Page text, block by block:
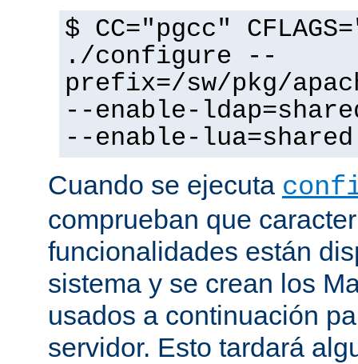
$ CC="pgcc"
./configure --
prefix=/sw/pkg/
--enable-
--enable-lua=shared
Cuando se ejecuta
comprueban que
funcionalidades están
sistema y se crean los
usados a continuación
servidor. Esto tardará